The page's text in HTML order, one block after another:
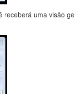
uma visão